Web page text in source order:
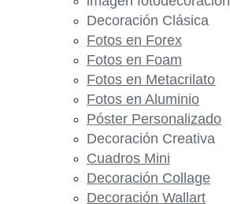
Decoración Clásica
Fotos en Forex
Fotos en Foam
Fotos en Metacrilato
Fotos en Aluminio
Póster Personalizado
Decoración Creativa
Cuadros Mini
Decoración Collage
Decoración Wallart